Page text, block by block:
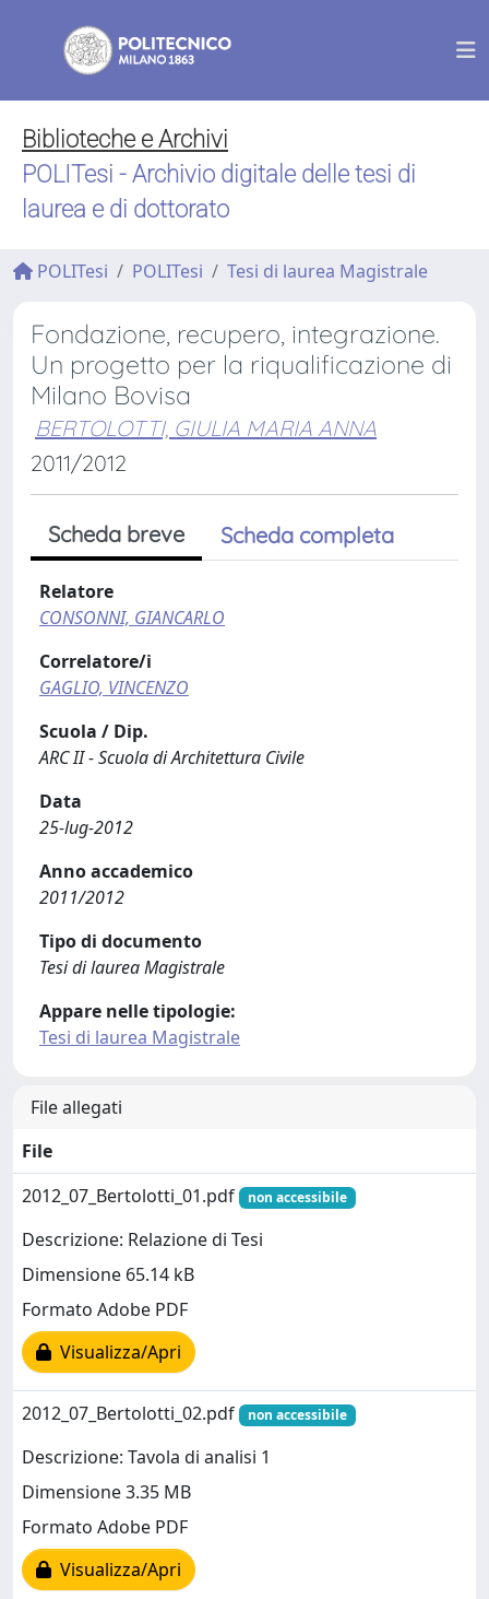
Biblioteche e Archivi
POLITesi - Archivio digitale delle tesi di
laurea e di dottorato
POLITesi POLITesi Tesi di laurea Magistrale
Fondazione, recupero, integrazione.
Un progetto per la riqualificazione di
Milano Bovisa
BERTOLOTTI, GIULIA MARIA ANNA
2011/2012
Scheda breve Scheda completa
Relatore
CONSONNI, GIANCARLO
Correlatore/i
GAGLIO, VINCENZO
Scuola / Dip.
ARC II - Scuola di Architettura Civile
Data
25-lug-2012
Anno accademico
2011/2012
Tipo di documento
Tesi di laurea Magistrale
Appare nelle tipologie:
Tesi di laurea Magistrale
File allegati
File
2012_07_Bertolotti_01.pdf
non accessibile
Descrizione: Relazione di Tesi
Dimensione 65.14 kB
Formato Adobe PDF
Visualizza/Apri
2012_07_Bertolotti_02.pdf non accessibile
Descrizione: Tavola di analisi 1
Dimensione 3.35 MB
Formato Adobe PDF
Visualizza/Apri